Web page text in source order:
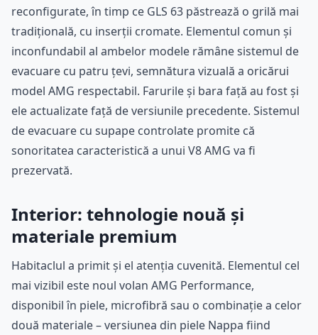
reconfigurate, în timp ce GLS 63 păstrează o grilă mai
tradițională, cu inserții cromate. Elementul comun și
inconfundabil al ambelor modele rămâne sistemul de
evacuare cu patru țevi, semnătura vizuală a oricărui
model AMG respectabil. Farurile și bara față au fost și
ele actualizate față de versiunile precedente. Sistemul
de evacuare cu supape controlate promite că
sonoritatea caracteristică a unui V8 AMG va fi
prezervată.
Interior: tehnologie nouă și
materiale premium
Habitaclul a primit și el atenția cuvenită. Elementul cel
mai vizibil este noul volan AMG Performance,
disponibil în piele, microfibră sau o combinație a celor
două materiale – versiunea din piele Nappa fiind